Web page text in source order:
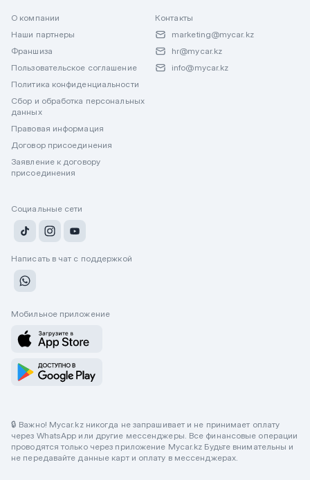
О компании
Наши партнеры
Франшиза
Пользовательское соглашение
Политика конфиденциальности
Сбор и обработка персональных
данных
Правовая информация
Договор присоединения
Заявление к договору
присоединения
Контакты
marketing@mycar.kz
hr@mycar.kz
info@mycar.kz
Социальные сети
Написать в чат с поддержкой
Мобильное приложение
🔒 Важно! Mycar.kz никогда не запрашивает и не принимает оплату
через WhatsApp или другие мессенджеры. Все финансовые операции
проводятся только через приложение Mycar.kz Будьте внимательны и
не передавайте данные карт и оплату в мессенджерах.